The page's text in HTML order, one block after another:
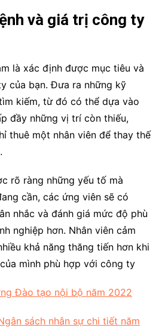
và giá trị công ty
là xác định được mục tiêu và
của bạn. Đưa ra những kỹ
kiếm, từ đó có thể dựa vào
đầy những vị trí còn thiếu,
thuê một nhân viên để thay thế
rõ ràng những yếu tố mà
cần, các ứng viên sẽ có
nhắc và đánh giá mức độ phù
nghiệp hơn. Nhân viên cảm
khả năng thăng tiến hơn khi
mình phù hợp với công ty
Đào tạo nội bộ năm 2022
sách nhân sự chi tiết năm